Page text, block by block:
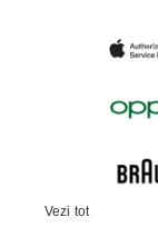
Vezi tot